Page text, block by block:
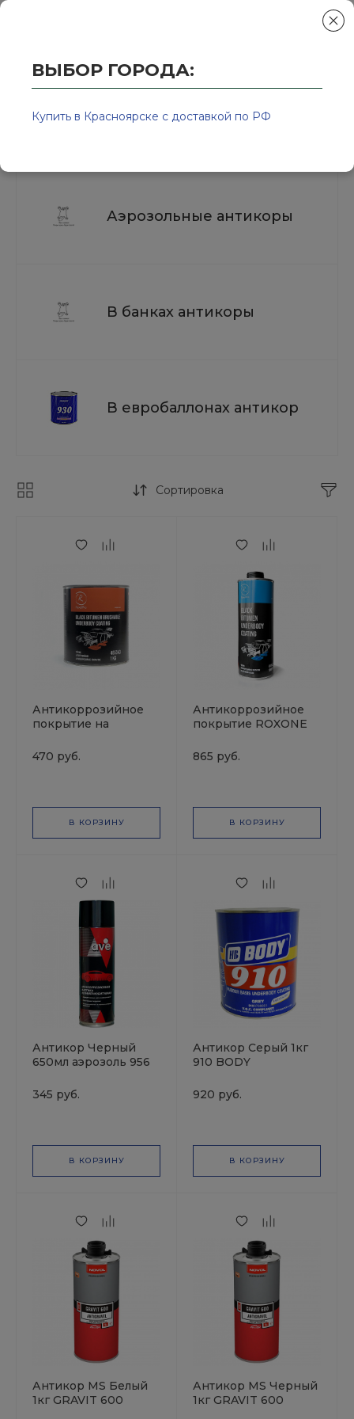
Колор-Авто - магазин лакокрасочной продукции и
Антикоррозийные материалы для
Аэрозольные антикоры
В банках антикоры
В евробаллонах антикор
Сортировка
Антикоррозийное
покрытие на
под кисть,
неокрашиваемое,
470 руб.
В КОРЗИНУ
Антикоррозийное
покрытие ROXONE
неокрашиваемое,
чёрное, 1 л
865 руб.
В КОРЗИНУ
Антикор Черный
650мл аэрозоль 956
345 руб.
В КОРЗИНУ
Антикор Серый 1кг
910 BODY
920 руб.
В КОРЗИНУ
Антикор MS Белый
1кг GRAVIT 600
Антикор MS Черный
1кг GRAVIT 600
ВЫБОР ГОРОДА:
Купить в Красноярске с доставкой по РФ